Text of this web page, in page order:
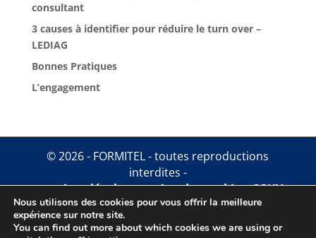
consultant
3 causes à identifier pour réduire le turn over –
LEDIAG
Bonnes Pratiques
L’engagement
© 2026 - FORMITEL - toutes reproductions
interdites -
mentions légales.gestion des cookies.CGUV
Nous utilisons des cookies pour vous offrir la meilleure
expérience sur notre site.
You can find out more about which cookies we are using or